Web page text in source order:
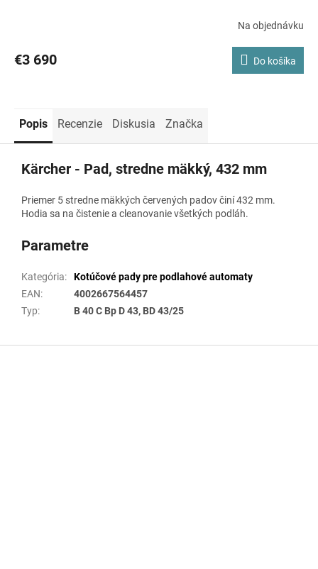
Na objednávku
€3 690 Do košíka
Popis Recenzie Diskusia Značka
Kärcher - Pad, stredne mäkký, 432 mm
Priemer 5 stredne mäkkých červených padov činí 432 mm.
Hodia sa na čistenie a cleanovanie všetkých podláh.
Parametre
Kategória:
Kotúčové pady pre podlahové automaty
EAN:
4002667564457
Typ: B 40 C Bp D 43, BD 43/25